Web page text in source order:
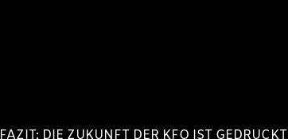
FAZIT: DIE ZUKUNFT DER KFO IST GEDRUCKT